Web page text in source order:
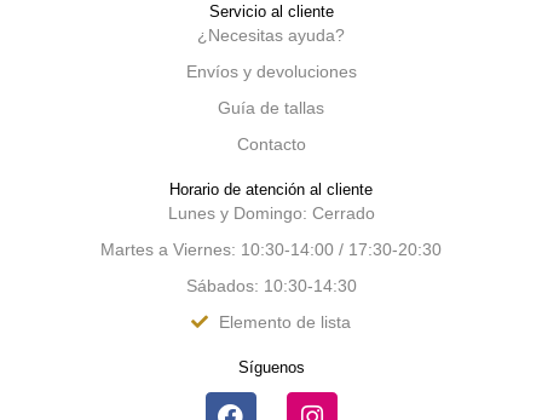
Servicio al cliente
¿Necesitas ayuda?
Envíos y devoluciones
Guía de tallas
Contacto
Horario de atención al cliente
Lunes y Domingo: Cerrado
Martes a Viernes: 10:30-14:00 / 17:30-20:30
Sábados: 10:30-14:30
Elemento de lista
Síguenos